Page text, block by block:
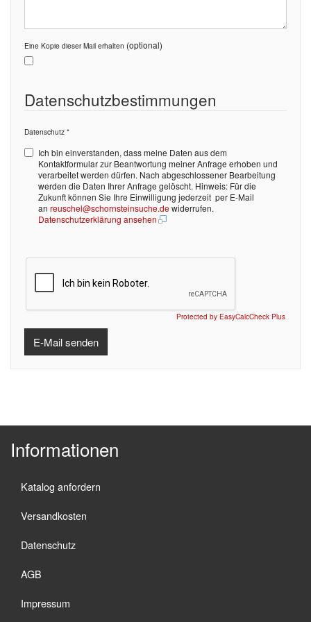
Eine Kopie dieser Mail erhalten (optional)
Datenschutzbestimmungen
Datenschutz *
Ich bin einverstanden, dass meine Daten aus dem
Kontaktformular zur Beantwortung meiner Anfrage erhoben und
verarbeitet werden dürfen. Nach abgeschlossener Bearbeitung
werden die Daten Ihrer Anfrage gelöscht. Hinweis: Für die
Zukunft können Sie Ihre Einwilligung jederzeit per E-Mail
an reuschel@schornsteinsuche.dewiderrufen.
Datenschutzerklärung ansehen
Protected by EasyCalcCheck Plus
E-Mail senden
Informationen
Katalog anfordern
Versandkosten
Datenschutz
AGB
Impressum